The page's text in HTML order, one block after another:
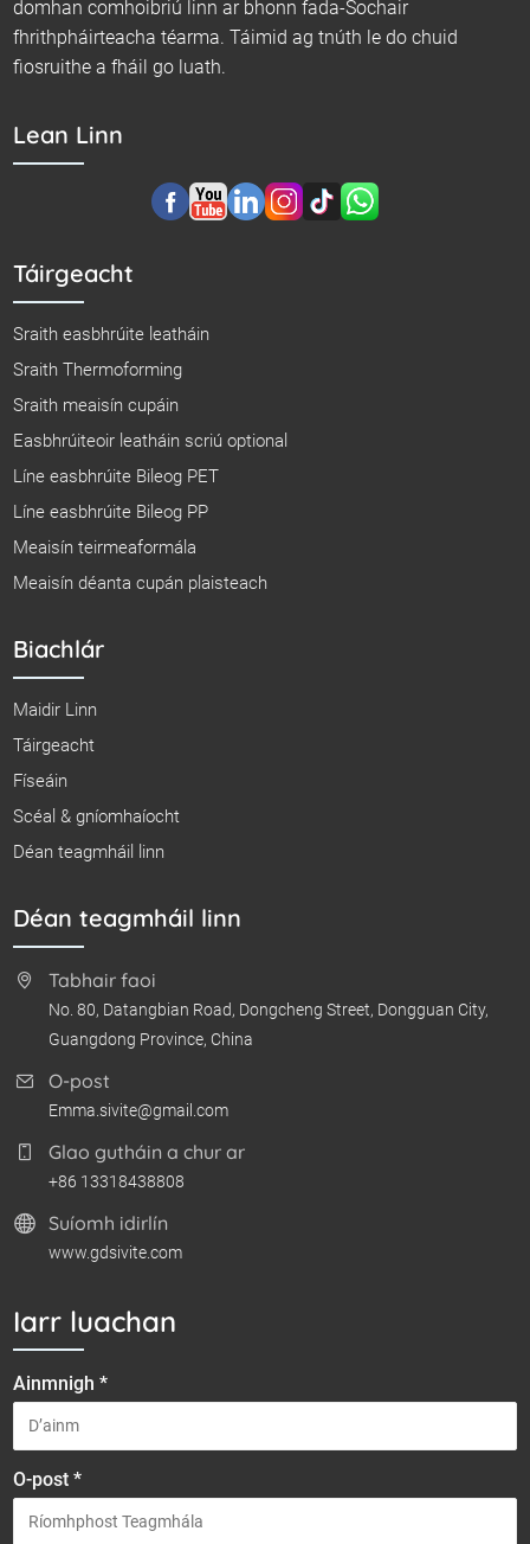
domhan comhoibriú linn ar bhonn fada-Sochair
fhrithpháirteacha téarma. Táimid ag tnúth le do chuid
fiosruithe a fháil go luath.
Lean Linn
Táirgeacht
Sraith easbhrúite leatháin
Sraith Thermoforming
Sraith meaisín cupáin
Easbhrúiteoir leatháin scriú optional
Líne easbhrúite Bileog PET
Líne easbhrúite Bileog PP
Meaisín teirmeaformála
Meaisín déanta cupán plaisteach
Biachlár
Maidir Linn
Táirgeacht
Físeáin
Scéal & gníomhaíocht
Déan teagmháil linn
Déan teagmháil linn
Tabhair faoi
No. 80, Datangbian Road, Dongcheng Street, Dongguan City,
Guangdong Province, China
O-post
Emma.sivite@gmail.com
Glao gutháin a chur ar
+86 13318438808
Suíomh idirlín
www.gdsivite.com
Iarr luachan
Ainmnigh *
O-post *